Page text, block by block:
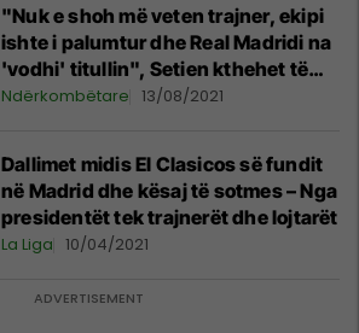
"Nuk e shoh më veten trajner, ekipi
ishte i palumtur dhe Real Madridi na
'vodhi' titullin", Setien kthehet të
flasë për jetën dhe karrierën
Ndërkombëtare 13/08/2021
Dallimet midis El Clasicos së fundit
në Madrid dhe kësaj të sotmes – Nga
presidentët tek trajnerët dhe lojtarët
La Liga 10/04/2021